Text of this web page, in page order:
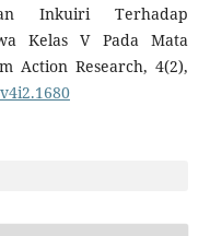
Inkuiri Terhadap
Kelas V Pada Mata
Action Research, 4(2),